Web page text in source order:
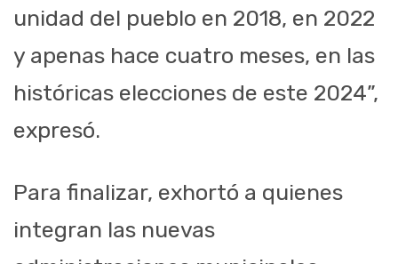
unidad del pueblo en 2018, en 2022
y apenas hace cuatro meses, en las
históricas elecciones de este 2024”,
expresó.
Para finalizar, exhortó a quienes
integran las nuevas